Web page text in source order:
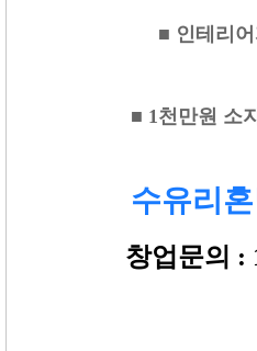
■ 인테리
■ 1천만원 소
수유리
창업문의 :